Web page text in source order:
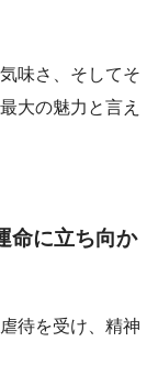
味さ、そしてそ
大の魅力と言え
命に立ち向か
待を受け、精神